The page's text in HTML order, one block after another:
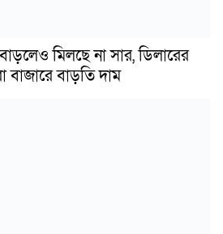
মিলছে না সার, ডিলারের
বাড়তি দাম